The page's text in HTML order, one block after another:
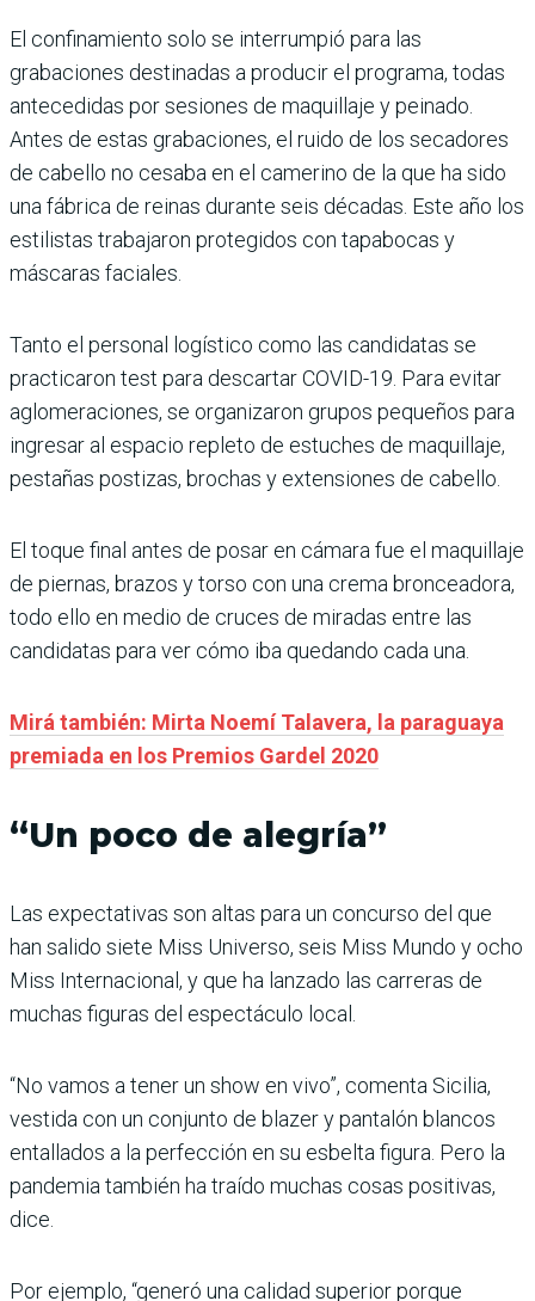
El confinamiento solo se interrumpió para las
grabaciones destinadas a producir el programa, todas
antecedidas por sesiones de maquillaje y peinado.
Antes de estas grabaciones, el ruido de los secadores
de cabello no cesaba en el camerino de la que ha sido
una fábrica de reinas durante seis décadas. Este año los
estilistas trabajaron protegidos con tapabocas y
máscaras faciales.
Tanto el personal logístico como las candidatas se
practicaron test para descartar COVID-19. Para evitar
aglomeraciones, se organizaron grupos pequeños para
ingresar al espacio repleto de estuches de maquillaje,
pestañas postizas, brochas y extensiones de cabello.
El toque final antes de posar en cámara fue el maquillaje
de piernas, brazos y torso con una crema bronceadora,
todo ello en medio de cruces de miradas entre las
candidatas para ver cómo iba quedando cada una.
Mirá también: Mirta Noemí Talavera, la paraguaya
premiada en los Premios Gardel 2020
“Un poco de alegría”
Las expectativas son altas para un concurso del que
han salido siete Miss Universo, seis Miss Mundo y ocho
Miss Internacional, y que ha lanzado las carreras de
muchas figuras del espectáculo local.
“No vamos a tener un show en vivo”, comenta Sicilia,
vestida con un conjunto de blazer y pantalón blancos
entallados a la perfección en su esbelta figura. Pero la
pandemia también ha traído muchas cosas positivas,
dice.
Por ejemplo, “generó una calidad superior porque